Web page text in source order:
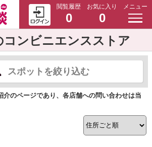
閲覧履歴
0
お気に入り
0
メニュー
コンビニエンスストア
スポットを絞り込む
のページであり、各店舗への問い合わせは当